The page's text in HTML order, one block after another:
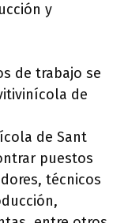
y
de trabajo se
de
de Sant
puestos
técnicos